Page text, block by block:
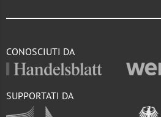
CONOSCIUTI DA
SUPPORTATI DA